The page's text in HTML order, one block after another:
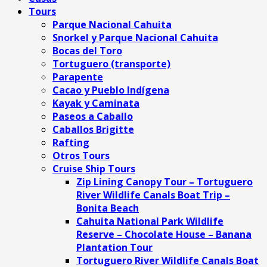
Tours
Parque Nacional Cahuita
Snorkel y Parque Nacional Cahuita
Bocas del Toro
Tortuguero (transporte)
Parapente
Cacao y Pueblo Indígena
Kayak y Caminata
Paseos a Caballo
Caballos Brigitte
Rafting
Otros Tours
Cruise Ship Tours
Zip Lining Canopy Tour – Tortuguero
River Wildlife Canals Boat Trip –
Bonita Beach
Cahuita National Park Wildlife
Reserve – Chocolate House – Banana
Plantation Tour
Tortuguero River Wildlife Canals Boat